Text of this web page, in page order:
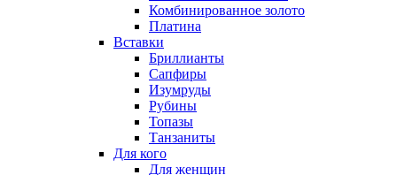
Комбинированное золото
Платина
Вставки
Бриллианты
Сапфиры
Изумруды
Рубины
Топазы
Танзаниты
Для кого
Для женщин